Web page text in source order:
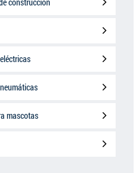
mascotas